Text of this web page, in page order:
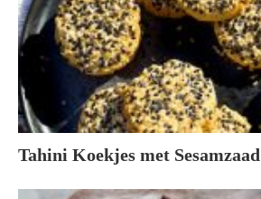
Tahini Koekjes met Sesamzaad